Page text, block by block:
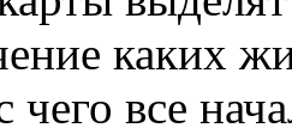
каких
все